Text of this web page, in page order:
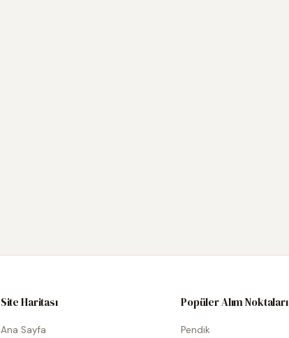
Site Haritası
Ana Sayfa
Popüler Alım Noktaları
Pendik